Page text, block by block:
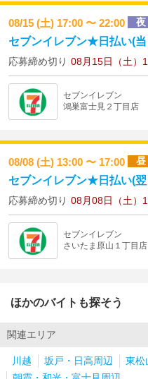
08/15 (土) 17:00 〜 22:00 夜
セブンイレブン★日払い(
応募締め切り 08月15日（土）
セブンイレブン
鴻巣富士見２丁目店
08/08 (土) 13:00 〜 17:00 昼
セブンイレブン★日払い(
応募締め切り 08月08日（土）
セブンイレブン
さいたま原山１丁目店
ほかのバイトも探そう
関連エリア
川越 坂戸・日高周辺
東松